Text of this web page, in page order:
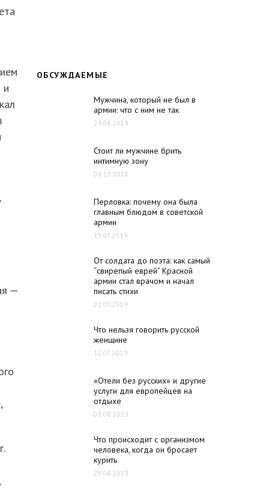
и
—
ОБСУЖДАЕМЫЕ
Мужчина, который не был в
армии: что с ним не так
29.08.2019
Стоит ли мужчине брить
интимную зону
08.12.2018
Перловка: почему она была
главным блюдом в советской
армии
15.07.2019
От солдата до поэта: как самый
“свирепый еврей” Красной
армии стал врачом и начал
писать стихи
02.07.2019
Что нельзя говорить русской
женщине
12.07.2019
«Отели без русских» и другие
услуги для европейцев на
отдыхе
05.08.2019
Что происходит с организмом
человека, когда он бросает
курить
25.08.2019